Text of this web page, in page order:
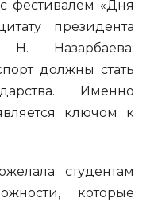
фестивалем «Дня
президента
Н. Назарбаева:
должны стать
Именно
ключом к
студентам
которые